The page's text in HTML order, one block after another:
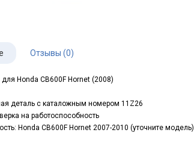
Отзывы (0)
Honda CB600F Hornet (2008)
деталь с каталожным номером 11Z26
на работоспособность
Honda CB600F Hornet 2007-2010 (уточните модель)